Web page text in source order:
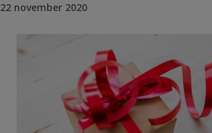
22 november 2020